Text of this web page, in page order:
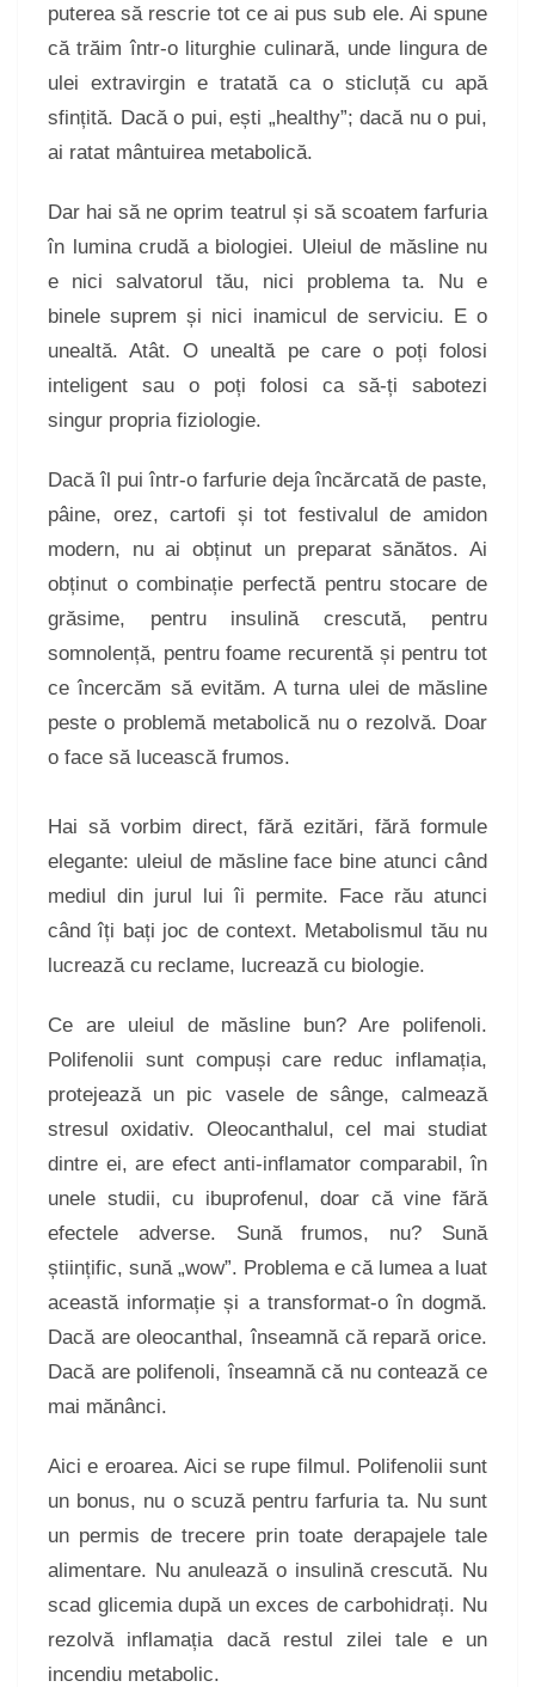
puterea să rescrie tot ce ai pus sub ele. Ai spune
că trăim într-o liturghie culinară, unde lingura de
ulei extravirgin e tratată ca o sticluță cu apă
sfințită. Dacă o pui, ești „healthy”; dacă nu o pui,
ai ratat mântuirea metabolică.
Dar hai să ne oprim teatrul și să scoatem farfuria
în lumina crudă a biologiei. Uleiul de măsline nu
e nici salvatorul tău, nici problema ta. Nu e
binele suprem și nici inamicul de serviciu. E o
unealtă. Atât. O unealtă pe care o poți folosi
inteligent sau o poți folosi ca să-ți sabotezi
singur propria fiziologie.
Dacă îl pui într-o farfurie deja încărcată de paste,
pâine, orez, cartofi și tot festivalul de amidon
modern, nu ai obținut un preparat sănătos. Ai
obținut o combinație perfectă pentru stocare de
grăsime, pentru insulină crescută, pentru
somnolență, pentru foame recurentă și pentru tot
ce încercăm să evităm. A turna ulei de măsline
peste o problemă metabolică nu o rezolvă. Doar
o face să lucească frumos.
Hai să vorbim direct, fără ezitări, fără formule
elegante: uleiul de măsline face bine atunci când
mediul din jurul lui îi permite. Face rău atunci
când îți bați joc de context. Metabolismul tău nu
lucrează cu reclame, lucrează cu biologie.
Ce are uleiul de măsline bun? Are polifenoli.
Polifenolii sunt compuși care reduc inflamația,
protejează un pic vasele de sânge, calmează
stresul oxidativ. Oleocanthalul, cel mai studiat
dintre ei, are efect anti-inflamator comparabil, în
unele studii, cu ibuprofenul, doar că vine fără
efectele adverse. Sună frumos, nu? Sună
științific, sună „wow”. Problema e că lumea a luat
această informație și a transformat-o în dogmă.
Dacă are oleocanthal, înseamnă că repară orice.
Dacă are polifenoli, înseamnă că nu contează ce
mai mănânci.
Aici e eroarea. Aici se rupe filmul. Polifenolii sunt
un bonus, nu o scuză pentru farfuria ta. Nu sunt
un permis de trecere prin toate derapajele tale
alimentare. Nu anulează o insulină crescută. Nu
scad glicemia după un exces de carbohidrați. Nu
rezolvă inflamația dacă restul zilei tale e un
incendiu metabolic.